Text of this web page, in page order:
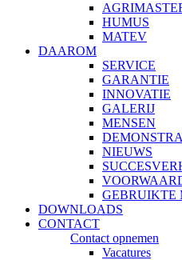
HUMUS
MATEV
DAAROM
SERVICE
GARANTIE
INNOVATIE
GALERIJ
MENSEN
NIEUWS
GEBRUIKTE
DOWNLOADS
CONTACT
Contact opnemen
Vacatures